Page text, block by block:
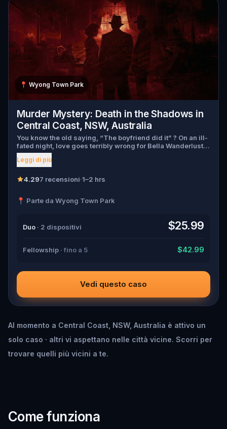
📍 Wyong Town Park
Murder Mystery: Death in the Shadows in
Central Coast, NSW, Australia
You know the old saying, “The boyfriend did it” ? On an ill-
fated night, love goes terribly wrong for Bella Wanderlust
and Walter Bridges . Bella, a famous travel blogger, was
found dead during a ghost tour led by the theatrical Percy
Walter, the obsessed boyfriend? Percy, the ghost tour
suspects, and expose the real murderer before they strike
Leggi di più
4.297 recensioni·1–2 hrs
📍 Parte da Wyong Town Park
Duo · 2 dispositivi $25.99
Fellowship · fino a 5 $42.99
Vedi questo caso
Al momento a Central Coast, NSW, Australia è attivo un
solo caso · altri vi aspettano nelle città vicine. Scorri per
trovare quelli più vicini a te.
Come funziona